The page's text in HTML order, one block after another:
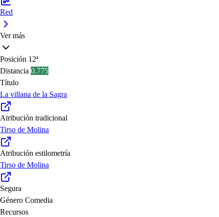
Red
Ver más
Posición 12ª
Distancia 0.775
Título
La villana de la Sagra
Atribución tradicional
Tirso de Molina
Atribución estilometría
Tirso de Molina
Segura
Género Comedia
Recursos